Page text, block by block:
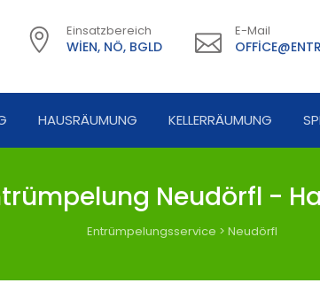
Einsatzbereich
WIEN, NÖ, BGLD
E-Mail
HAUSRÄUMUNG KELLERRÄUMUNG
Neudörfl -
Entrümpelungsservice > Neudörfl